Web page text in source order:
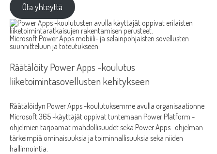
Ota yhteyttä
Microsoft Power Apps mobiili- ja selainpohjaisten sovellusten
suunnitteluun ja toteutukseen
Räätälöity Power Apps -koulutus
liiketoimintasovellusten kehitykseen
Räätälöidyn Power Apps -koulutuksemme avulla organisaationne
Microsoft 365 -käyttäjät oppivat tuntemaan Power Platform -
ohjelmien tarjoamat mahdollisuudet sekä Power Apps -ohjelman
tärkeimpiä ominaisuuksia ja toiminnallisuuksia sekä niiden
hallinnointia.